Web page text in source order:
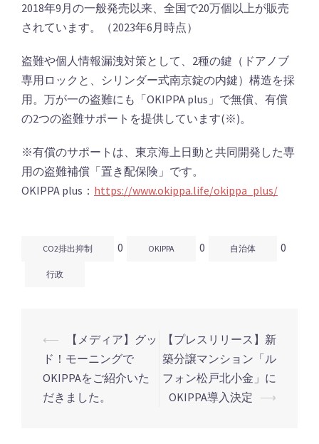
2018年9月の一般発売以来、全国で20万個以上が販売
されています。（2023年6月時点）
盗難や個人情報漏洩対策として、2種の鍵（ドアノブ
専用ロックと、シリンダー式南京錠の内鍵）構造を採
用。万が一の盗難にも「OKIPPA plus」で無償、有償
の2つの盗難サポートを提供しています(※)。
※有償のサポートは、東京海上日動と共同開発した専
用の盗難補償「置き配保険」です。
OKIPPA plus： https://www.okippa.life/okippa_plus/
CO2排出抑制 0 OKIPPA 0 自治体 0
行政
投
稿
ナ
ビ
⟵
【メディア】グッ
ド！モーニングで
OKIPPAをご紹介いた
だきました。
【プレスリリース】新
築分譲マンション「ル
フォン松戸北小金」に
OKIPPA導入決定 ⟶